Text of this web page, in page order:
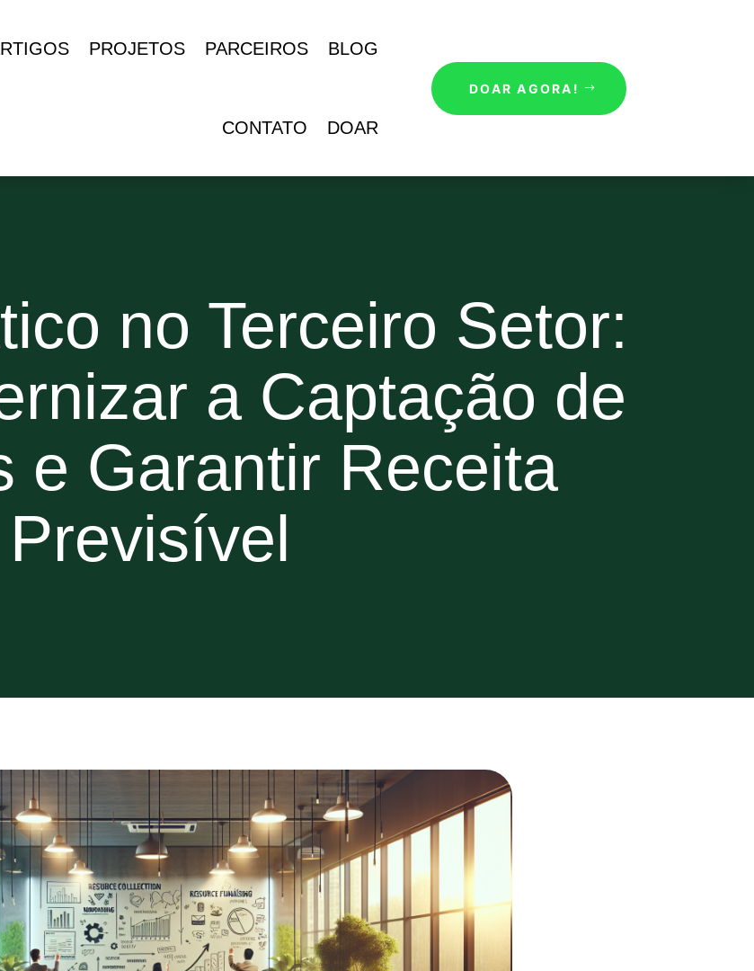
PROJETOS PARCEIROS BLOG
CONTATO DOAR
DOAR AGORA!
no Terceiro Setor:
a Captação de
e Garantir Receita
Previsível